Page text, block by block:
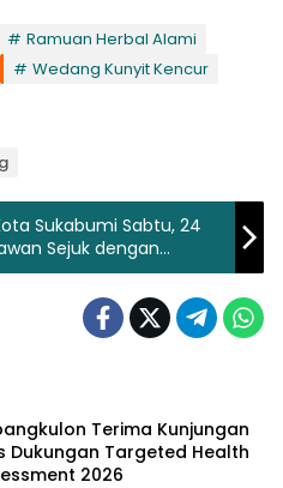
Ramuan Herbal Alami
Wedang Kunyit Kencur
Sukabumi Sabtu, 24
Sejuk dengan
Terima Kunjungan
Dukungan Targeted Health
2026